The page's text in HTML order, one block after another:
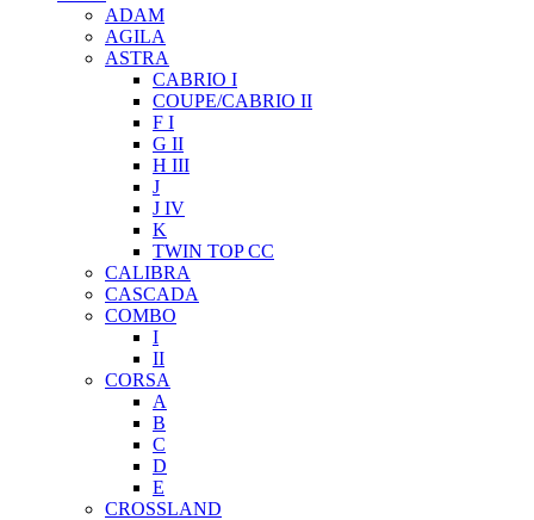
ADAM
AGILA
ASTRA
CABRIO I
COUPE/CABRIO II
F I
G II
H III
J
J IV
K
TWIN TOP CC
CALIBRA
CASCADA
COMBO
I
II
CORSA
A
B
C
D
E
CROSSLAND